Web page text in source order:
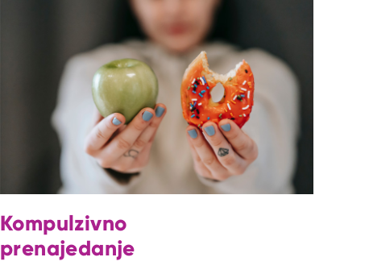
Kompulzivno
prenajedanje